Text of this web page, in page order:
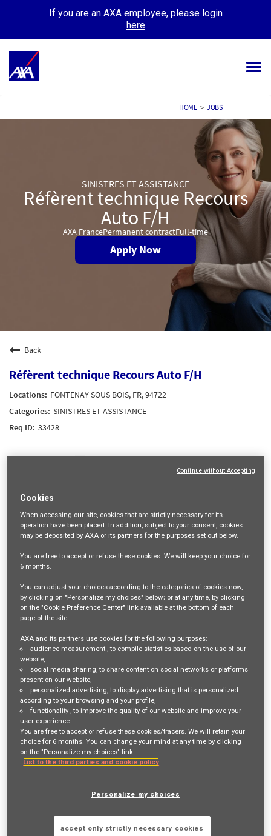
If you are an AXA employee, please login
here
MY APPLICATIONS MY PROFILE
HOME > JOBS
SINISTRES ET ASSISTANCE
Réfèrent technique Recours
Auto F/H
AXA FrancePermanent contractFull-time
Apply Now
Back
Réfèrent technique Recours Auto F/H
FONTENAY SOUS BOIS, FR, 94722
SINISTRES ET ASSISTANCE
33428
mail_outline
Login
Job Description
VOTRE RÔLE ET VOS MISSIONS
Vous souhaitez évoluer dans un environnement dynamique ? Vous
Au sein de la Direction Service Client et plus précisément des équipes
Recours Auto, vous rejoignez une équipe engagée et orientée résultats.
Vous travaillez en proximité avec les collaborateurs et le manager afin
de renforcer la performance opérationnelle et la maîtrise technique de
l’activité. L’objectif du poste est de soutenir l’équipe dans le
développement de ses compétences, d’animer la dynamique de
performance et de contribuer à l’optimisation de la gestion des recours.
En tant que Support technique (F/H), vos principales missions sont
Animation de la performance
Cookies
When accessing our site, cookies that are strictly necessary for its
operation have been placed. In addition, subject to your consent, cookies
may be deposited by AXA or its partners for the purposes set out below.
You are freeto accept or refusethese cookies. We will keep your choice for
6 months.
You can adjust your choices according to the categories of cookies now,
by clicking on "Personalize my choices" below; or at any time, by clicking
on the "Cookie Preference Center" link available at the bottom of each
page of the site.
AXA and its partners use cookies for the following purposes:
audience measurement , to compile statistics based on the use of our
website,
social media sharing, to share content on social networks or platforms
present on our website,
personalized advertising, to display advertising that is personalized
according to your browsing and your profile,
functionality , to improve the quality of our website and improve your
user experience.
You are free to accept or refuse these cookies/tracers. We will retain your
choice for 6 months. You can change your mind at any time by clicking
on the "Personalize my choices" link.
List to the third parties and cookie policy
Personalize my choices
accept only strictly necessary cookies
Continue without Accepting